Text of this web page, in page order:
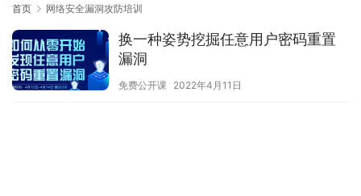
首页 网络安全漏洞攻防培训
换一种姿势挖掘任意用户密码重置
漏洞
免费公开课 2022年4月11日